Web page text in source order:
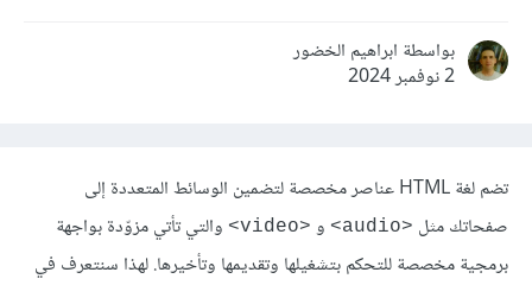
بواسطة ابراهيم الخضور
2 نوفمبر 2024
تضم لغة HTML عناصر مخصصة لتضمين الوسائط المتعددة إلى
صفحاتك مثل <audio> و <video>
والتي تأتي مزوّدة بواجهة
برمجية مخصصة للتحكم بتشغيلها وتقديمها وتأخيرها. لهذا سنتعرف في